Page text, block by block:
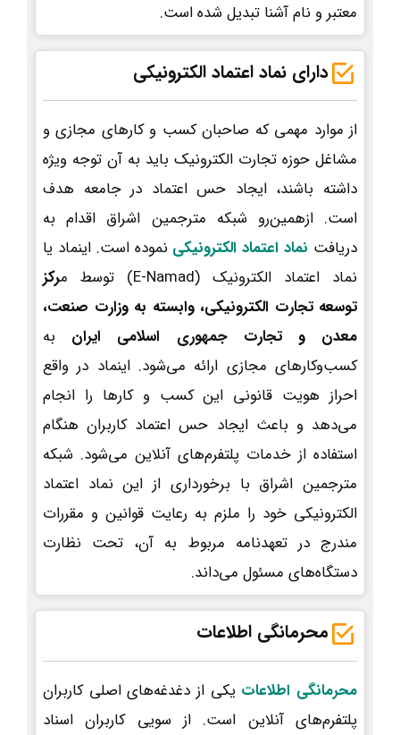
معتبر و نام آشنا تبدیل شده است.
دارای نماد اعتماد الکترونیکی
از موارد مهمی که صاحبان کسب و کارهای مجازی و
مشاغل حوزه تجارت الکترونیک باید به آن توجه ویژه
داشته باشند، ایجاد حس اعتماد در جامعه هدف
است. ازهمین‌رو شبکه مترجمین اشراق اقدام به
دریافت نماد اعتماد الکترونیکی نموده است. اینماد یا
نماد اعتماد الکترونیک (E-Namad) توسط م
رکز
توسعه تجارت الکترونیکی، وابسته به وزارت صنعت،
معدن و تجارت جمهوری اسلامی ایران به
کسب‌وکارهای مجازی ارائه می‌شود. اینماد در واقع
احراز هویت قانونی این کسب و کارها را انجام
می‌دهد و باعث ایجاد حس اعتماد کاربران هنگام
استفاده از خدمات پلتفرم‌های آنلاین می‌شود. شبکه
مترجمین اشراق با برخورداری از این نماد اعتماد
الکترونیکی خود را ملزم به رعایت قوانین و مقررات
مندرج در تعهدنامه مربوط به آن، تحت نظارت
دستگاه‌های مسئول می‌داند.
محرمانگی اطلاعات
محرمانگی اطلاعات یکی از دغدغه‌های اصلی کاربران
پلتفرم‌های آنلاین است. از سویی کاربران اسناد